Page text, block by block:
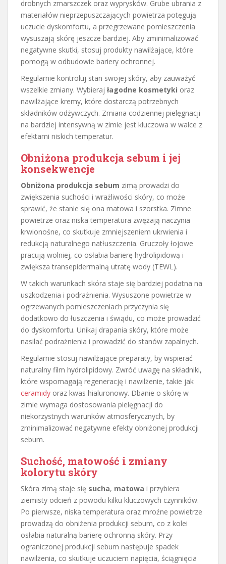
drobnych zmarszczek oraz wyprysków. Grube ubrania z
materiałów nieprzepuszczających powietrza potęgują
uczucie dyskomfortu, a przegrzewane pomieszczenia
wysuszają skórę jeszcze bardziej. Aby zminimalizować
negatywne skutki, stosuj produkty nawilżające, które
pomogą w odbudowie bariery ochronnej.
Regularnie kontroluj stan swojej skóry, aby zauważyć
wszelkie zmiany. Wybieraj łagodne kosmetyki oraz
nawilżające kremy, które dostarczą potrzebnych
składników odżywczych. Zmiana codziennej pielęgnacji
na bardziej intensywną w zimie jest kluczowa w walce z
efektami niskich temperatur.
Obniżona produkcja sebum i jej
konsekwencje
Obniżona produkcja sebum zimą prowadzi do
zwiększenia suchości i wrażliwości skóry, co może
sprawić, że stanie się ona matowa i szorstka. Zimne
powietrze oraz niska temperatura zwężają naczynia
krwionośne, co skutkuje zmniejszeniem ukrwienia i
redukcją naturalnego natłuszczenia. Gruczoły łojowe
pracują wolniej, co osłabia barierę hydrolipidową i
zwiększa transepidermalną utratę wody (TEWL).
W takich warunkach skóra staje się bardziej podatna na
uszkodzenia i podrażnienia. Wysuszone powietrze w
ogrzewanych pomieszczeniach przyczynia się
dodatkowo do łuszczenia i świądu, co może prowadzić
do dyskomfortu. Unikaj drapania skóry, które może
nasilać podrażnienia i prowadzić do stanów zapalnych.
Regularnie stosuj nawilżające preparaty, by wspierać
naturalny film hydrolipidowy. Zwróć uwagę na składniki,
które wspomagają regenerację i nawilżenie, takie jak
ceramidy oraz kwas hialuronowy. Dbanie o skórę w
zimie wymaga dostosowania pielęgnacji do
niekorzystnych warunków atmosferycznych, by
zminimalizować negatywne efekty obniżonej produkcji
sebum.
Suchość, matowość i zmiany
kolorytu skóry
Skóra zimą staje się sucha, matowa i przybiera
ziemisty odcień z powodu kilku kluczowych czynników.
Po pierwsze, niska temperatura oraz mroźne powietrze
prowadzą do obniżenia produkcji sebum, co z kolei
osłabia naturalną barierę ochronną skóry. Przy
ograniczonej produkcji sebum następuje spadek
nawilżenia, co skutkuje uczuciem napięcia, ściągnięcia